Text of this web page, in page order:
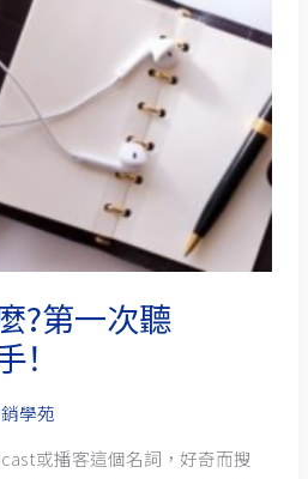
?第一次聽
學苑
或播客這個名詞，好奇而搜